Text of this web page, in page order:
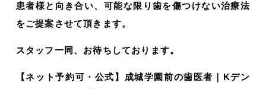
患者様と向き合い、可能な限り歯を傷つけない治療法
をご提案させて頂きます。
スタッフ一同、お待ちしております。
【ネット予約可・公式】成城学園前の歯医者｜Kデン